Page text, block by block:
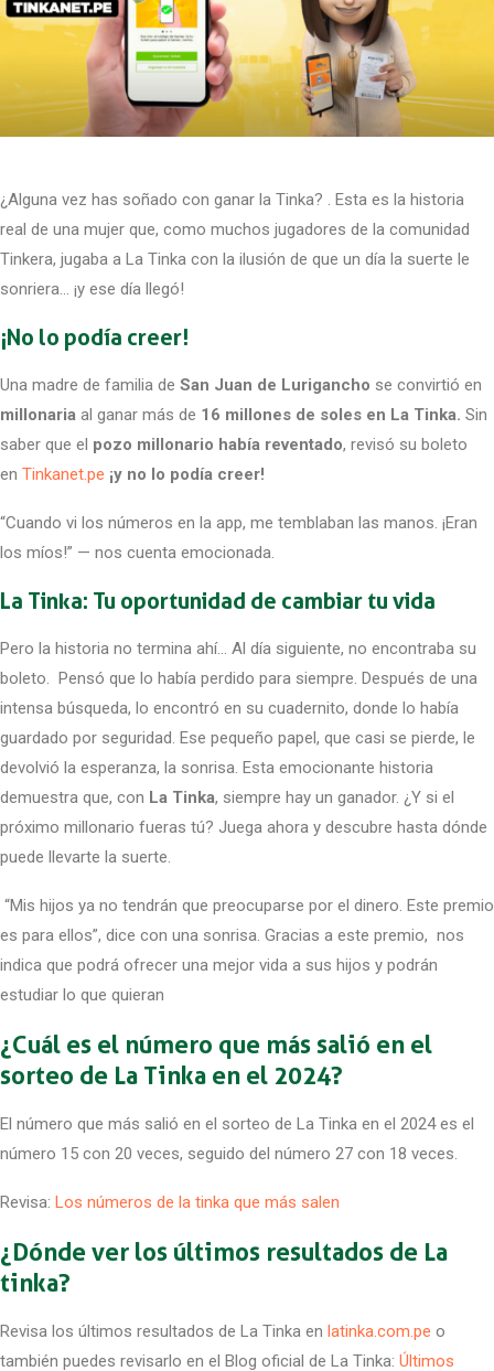
¿Alguna vez has soñado con ganar la Tinka? . Esta es la historia
real de una mujer que, como muchos jugadores de la comunidad
Tinkera, jugaba a La Tinka con la ilusión de que un día la suerte le
sonriera… ¡y ese día llegó!
¡No lo podía creer!
Una madre de familia de San Juan de Lurigancho se convirtió en
millonaria al ganar más de 16 millones de soles en La Tinka. Sin
saber que el pozo millonario había reventado, revisó su boleto
en Tinkanet.pe ¡y no lo podía creer!
“Cuando vi los números en la app, me temblaban las manos. ¡Eran
los míos!” — nos cuenta emocionada.
La Tinka: Tu oportunidad de cambiar tu vida
Pero la historia no termina ahí… Al día siguiente, no encontraba su
boleto. Pensó que lo había perdido para siempre. Después de una
intensa búsqueda, lo encontró en su cuadernito, donde lo había
guardado por seguridad. Ese pequeño papel, que casi se pierde, le
devolvió la esperanza, la sonrisa. Esta emocionante historia
demuestra que, con La Tinka, siempre hay un ganador. ¿Y si el
próximo millonario fueras tú? Juega ahora y descubre hasta dónde
puede llevarte la suerte.
“Mis hijos ya no tendrán que preocuparse por el dinero. Este premio
es para ellos”, dice con una sonrisa. Gracias a este premio, nos
indica que podrá ofrecer una mejor vida a sus hijos y podrán
estudiar lo que quieran
¿Cuál es el número que más salió en el
sorteo de La Tinka en el 2024?
El número que más salió en el sorteo de La Tinka en el 2024 es el
número 15 con 20 veces, seguido del número 27 con 18 veces.
Revisa: Los números de la tinka que más salen
¿Dónde ver los últimos resultados de La
tinka?
Revisa los últimos resultados de La Tinka en latinka.com.pe o
también puedes revisarlo en el Blog oficial de La Tinka: Últimos